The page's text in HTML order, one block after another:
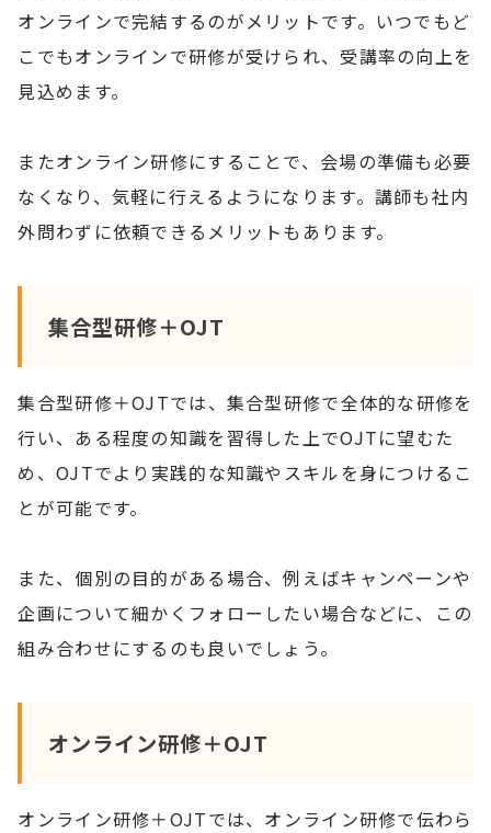
オンラインで完結するのがメリットです。いつでもど
こでもオンラインで研修が受けられ、受講率の向上を
見込めます。
またオンライン研修にすることで、会場の準備も必要
なくなり、気軽に行えるようになります。講師も社内
外問わずに依頼できるメリットもあります。
集合型研修＋OJT
集合型研修＋OJTでは、集合型研修で全体的な研修を
行い、ある程度の知識を習得した上でOJTに望むた
め、OJTでより実践的な知識やスキルを身につけるこ
とが可能です。
また、個別の目的がある場合、例えばキャンペーンや
企画について細かくフォローしたい場合などに、この
組み合わせにするのも良いでしょう。
オンライン研修＋OJT
オンライン研修＋OJTでは、オンライン研修で伝わら